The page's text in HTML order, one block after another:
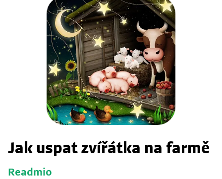
Jak uspat zvířátka na farmě
Readmio